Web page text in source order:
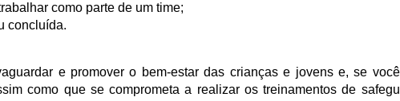
como parte de um time;
concluída.
e promover o bem-estar das crianças e jovens e, se
como que se comprometa a realizar os treinamentos de